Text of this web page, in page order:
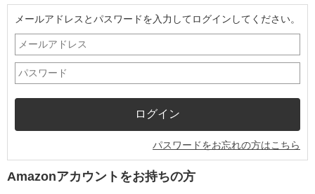
メールアドレスとパスワードを入力してログインしてください。
パスワードをお忘れの方はこちら
Amazonアカウントをお持ちの方